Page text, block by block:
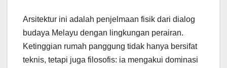
Arsitektur ini adalah penjelmaan fisik dari dialog
budaya Melayu dengan lingkungan perairan.
Ketinggian rumah panggung tidak hanya bersifat
teknis, tetapi juga filosofis: ia mengakui dominasi